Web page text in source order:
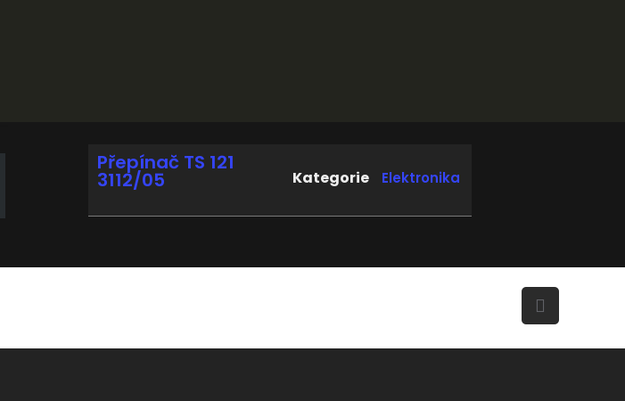
Přepínač TS 121
3112/05 Kategorie Elektronika